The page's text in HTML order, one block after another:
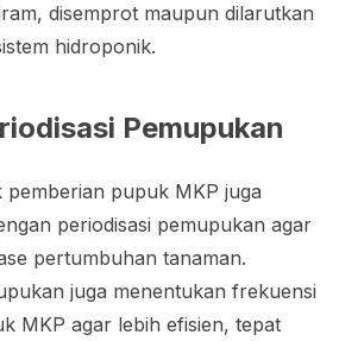
disemprot maupun dilarutkan
hidroponik.
Pemupukan
pemberian pupuk MKP juga
periodisasi pemupukan agar
pertumbuhan tanaman.
juga menentukan frekuensi
MKP agar lebih efisien, tepat